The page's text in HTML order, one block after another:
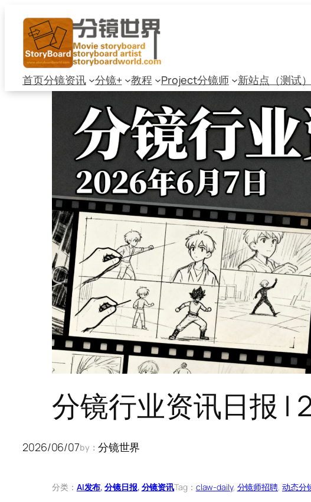
首页分镜资讯 分镜+ 教程 Project分镜师 新站点（测试
分镜行业资讯日报 |
2026/06/07by： 分镜世界
分类： AI发布, 分镜日报, 分镜资讯Tag： claw-daily, 分镜师招聘, 动态分